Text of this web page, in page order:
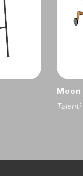
Moon
Talenti